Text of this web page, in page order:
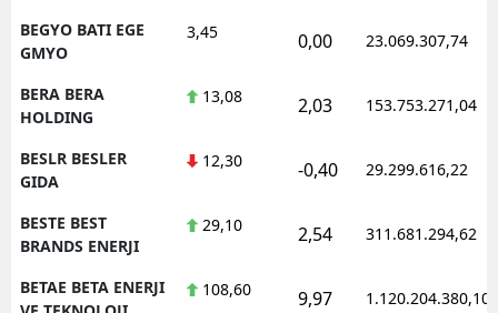
BEGYO BATI EGE
GMYO
3,45 0,00 23.069.307,74
BERA BERA
HOLDING
13,08 2,03 153.753.271,04
BESLR BESLER
GIDA
12,30 -0,40 29.299.616,22
BESTE BEST
BRANDS ENERJI
29,10 2,54 311.681.294,62
BETAE BETA ENERJI
108,60 9,97 1.120.204.380,10